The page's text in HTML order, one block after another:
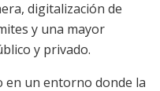
digitalización de
y una mayor
y privado.
en un entorno donde la